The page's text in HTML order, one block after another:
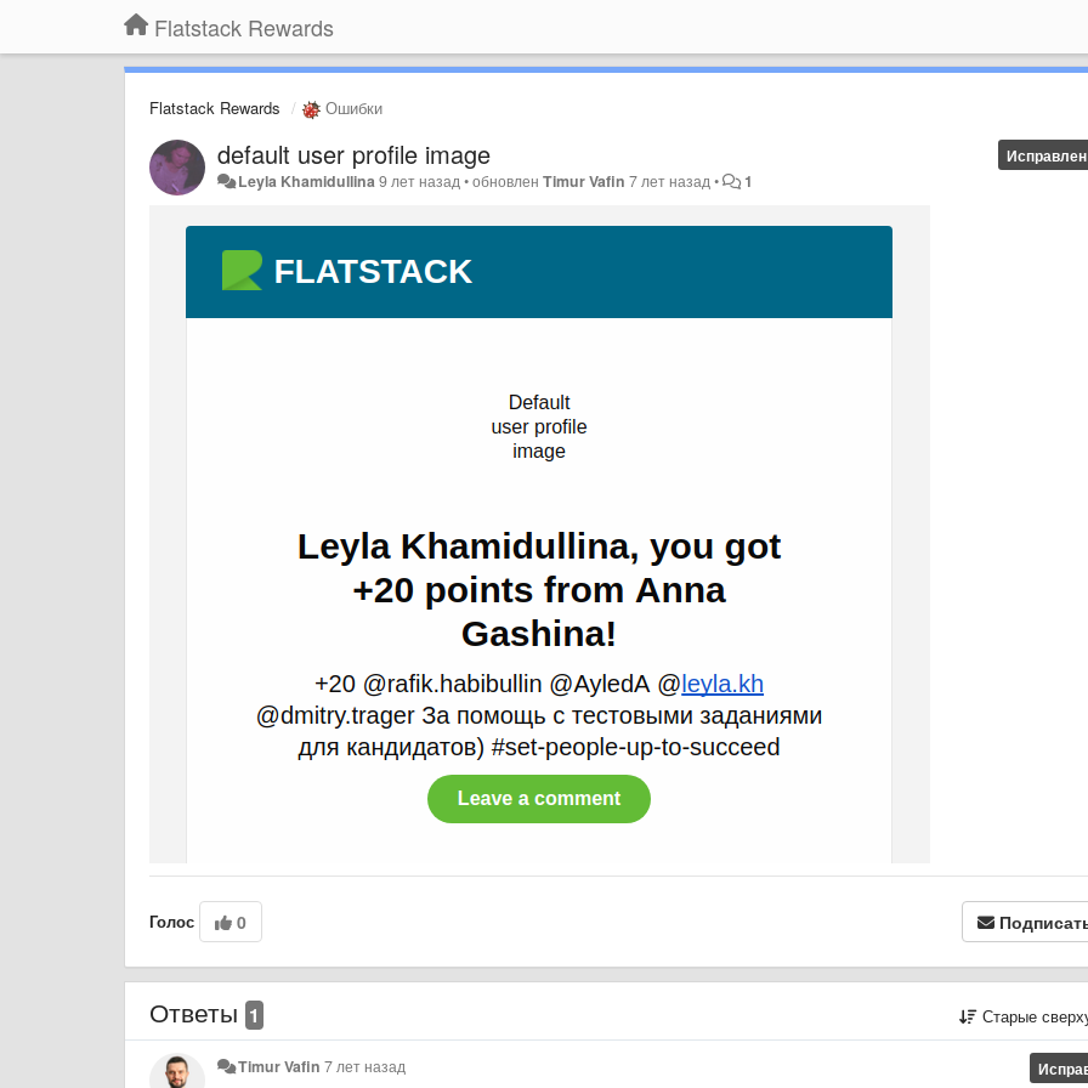
Flatstack Rewards
Flatstack Rewards Ошибки
Исправлен
default user profile image
Leyla Khamidullina 9 лет назад •обновленTimur Vafin 7 лет назад • 1
Голос 0
Ответы 1 Старые
Timur Vafin 7 лет назад